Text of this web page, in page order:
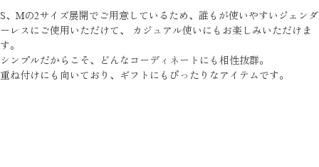
S、Mの2サイズ展開でご用意しているため、誰もが使いやすいジェンダ
ーレスにご使用いただけて、 カジュアル使いにもお楽しみいただけま
す。
シンプルだからこそ、どんなコーディネートにも相性抜群。
重ね付けにも向いており、ギフトにもぴったりなアイテムです。